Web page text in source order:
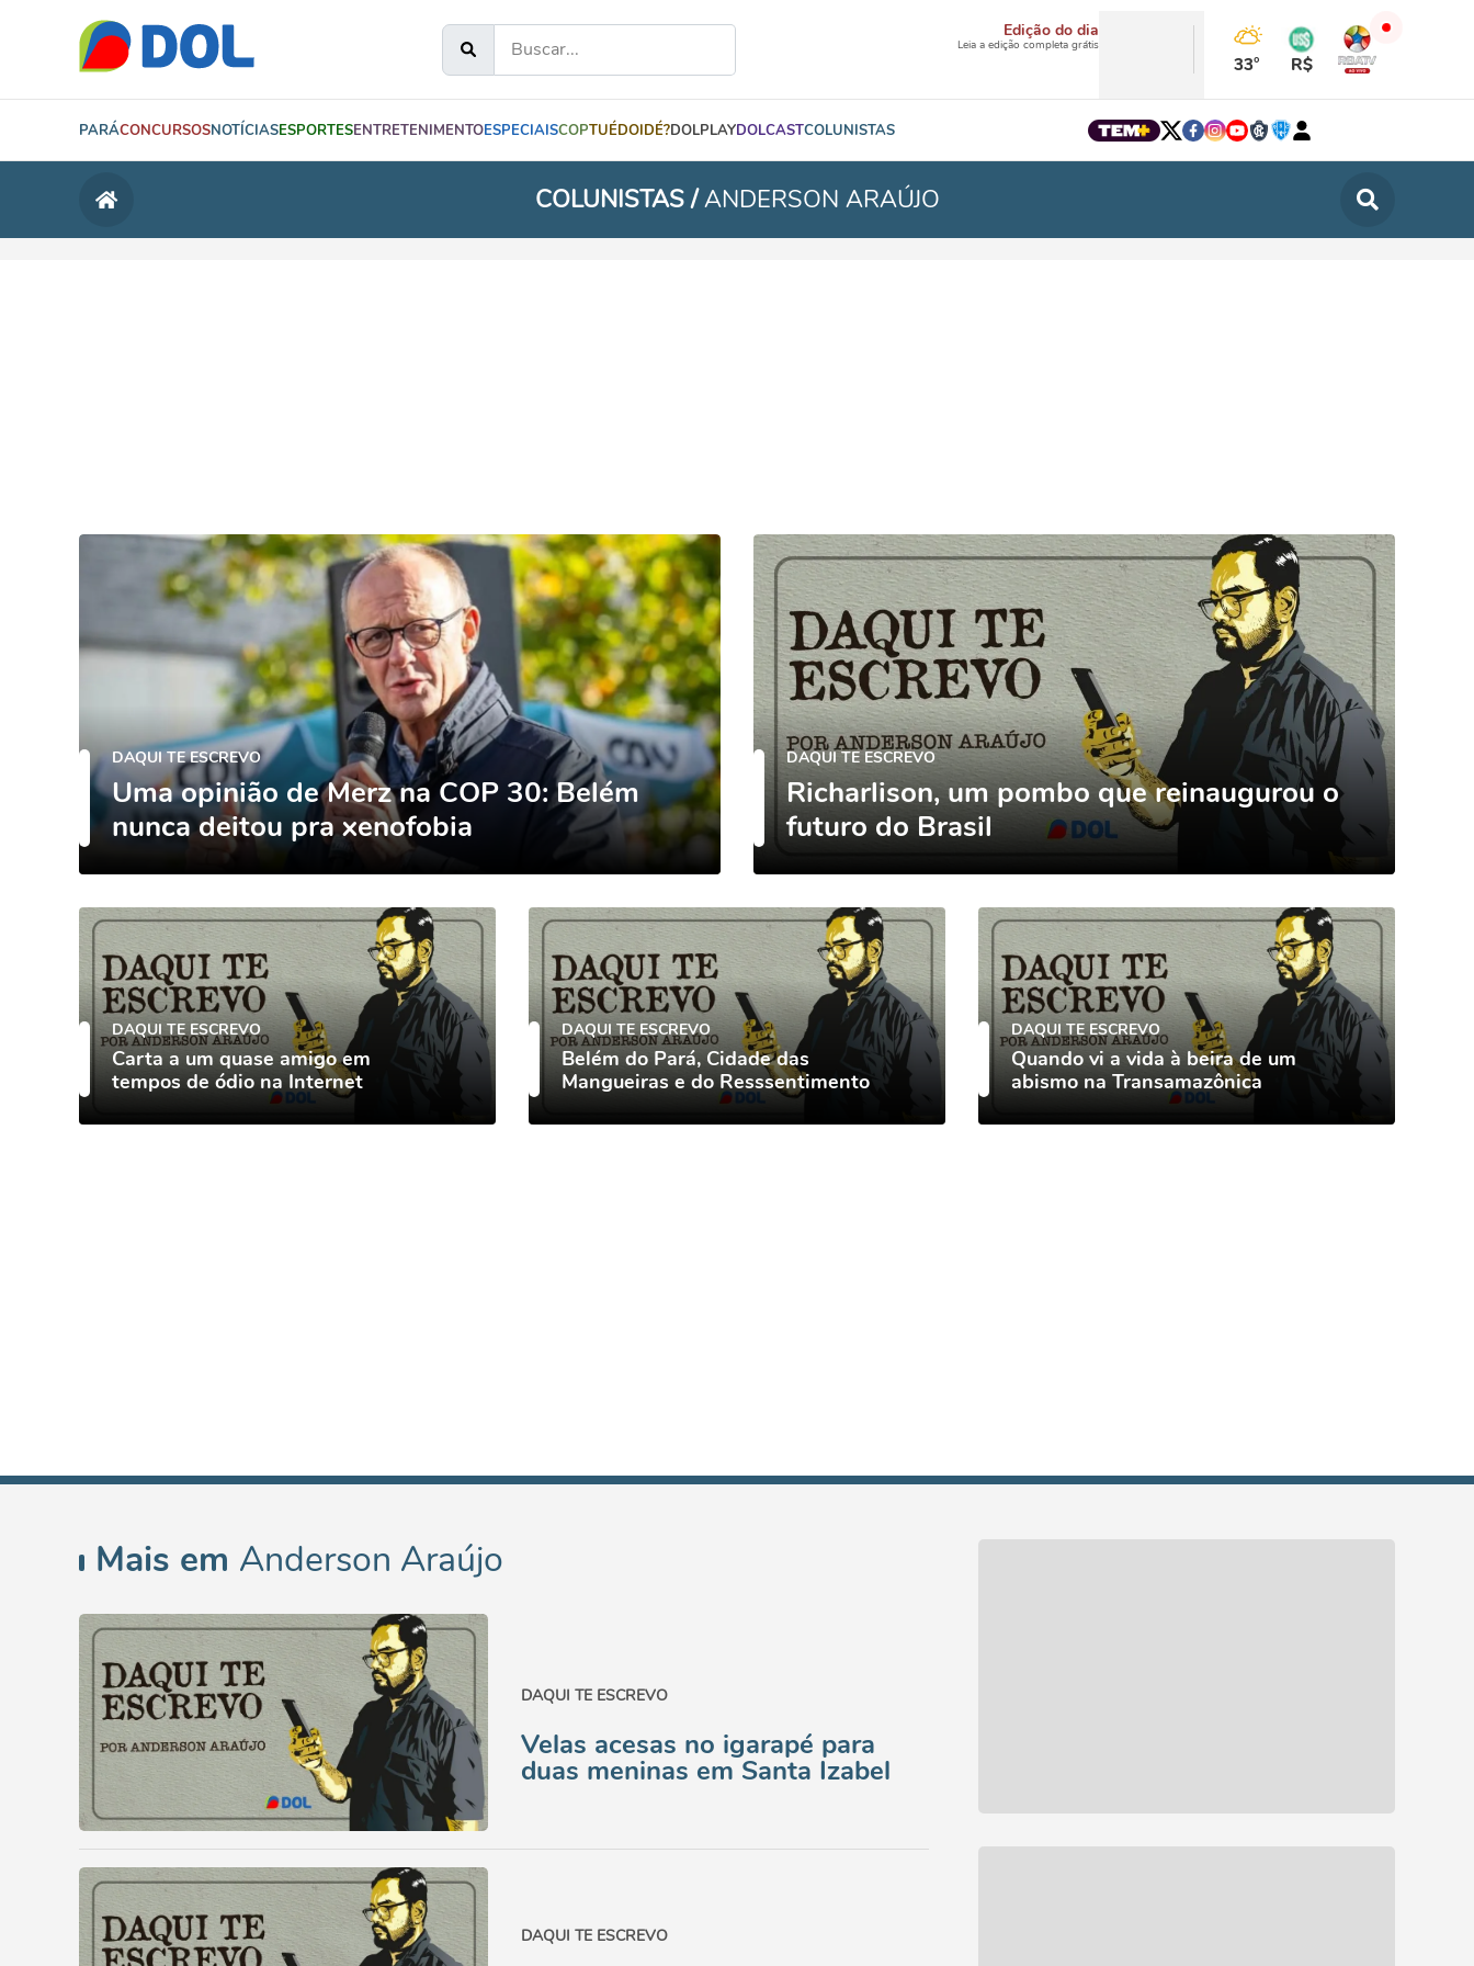
Edição do dia
Leia a edição completa grátis
33° R$
PARÁCONCURSOSNOTÍCIASESPORTESENTRETENIMENTOESPECIAISCOPTUÉDOIDÉ?DOLPLAYDOLCASTCOLUNISTAS
COLUNISTAS /ANDERSON ARAÚJO
DAQUI TE ESCREVO
Uma opinião de Merz na COP 30: Belém
nunca deitou pra xenofobia
DAQUI TE ESCREVO
Richarlison, um pombo que reinaugurou o
futuro do Brasil
DAQUI TE ESCREVO
Carta a um quase amigo em
tempos de ódio na Internet
DAQUI TE ESCREVO
Belém do Pará, Cidade das
Mangueiras e do Resssentimento
DAQUI TE ESCREVO
Quando vi a vida à beira de um
abismo na Transamazônica
Mais em Anderson Araújo
DAQUI TE ESCREVO
Velas acesas no igarapé para
duas meninas em Santa Izabel
DAQUI TE ESCREVO